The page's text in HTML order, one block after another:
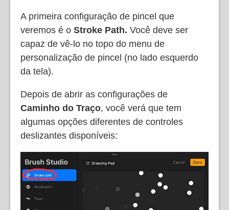
A primeira configuração de pincel que
veremos é o Stroke Path. Você deve ser
capaz de vê-lo no topo do menu de
personalização de pincel (no lado esquerdo
da tela).
Depois de abrir as configurações de
Caminho do Traço, você verá que tem
algumas opções diferentes de controles
deslizantes disponíveis: